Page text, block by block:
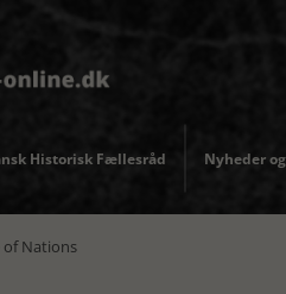
Historisk Fællesråd Nyheder
of Nations